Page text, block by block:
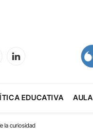
LinkedIn
EDUCATIVA AULA
la curiosidad